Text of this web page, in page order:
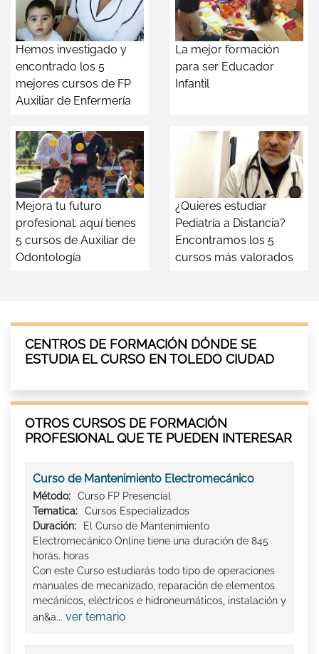
Hemos investigado y
encontrado los 5
mejores cursos de FP
Auxiliar de Enfermería
La mejor formación
para ser Educador
Infantil
Mejora tu futuro
profesional: aquí tienes
5 cursos de Auxiliar de
Odontología
¿Quieres estudiar
Pediatría a Distancia?
Encontramos los 5
cursos más valorados
CENTROS DE FORMACIÓN DÓNDE SE
ESTUDIA EL CURSO EN TOLEDO CIUDAD
OTROS CURSOS DE FORMACIÓN
PROFESIONAL QUE TE PUEDEN INTERESAR
Curso de Mantenimiento Electromecánico
Método:
Curso FP Presencial
Tematica:
Cursos Especializados
Duración:
El Curso de Mantenimiento
Electromecánico Online tiene una duración de 845
horas. horas
Con este Curso estudiarás todo tipo de operaciones
manuales de mecanizado, reparación de elementos
mecánicos, eléctricos e hidroneumáticos, instalación y
an&a... ver temario